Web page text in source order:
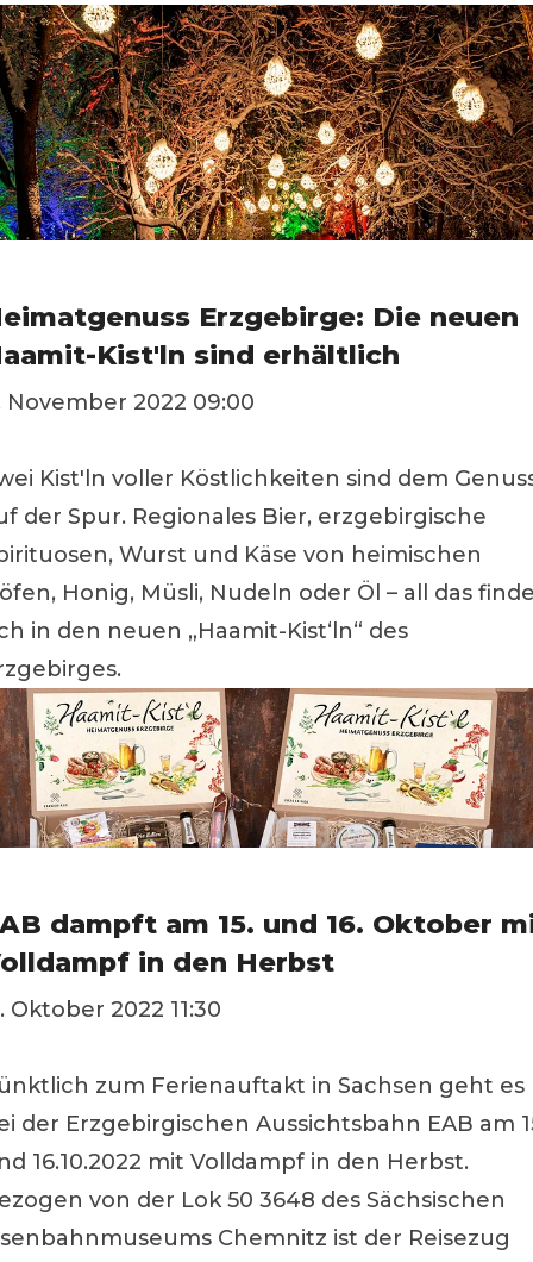
Erzgebirge: Die neuen
Kist'ln sind erhältlich
November 2022 09:00
Kist'ln voller Köstlichkeiten sind dem
der Spur. Regionales Bier, erzgebirgische
Wurst und Käse von heimischen
Honig, Müsli, Nudeln oder Öl – all das
in den neuen „Haamit-Kist‘ln“ des
dampft am 15. und 16. Oktober
in den Herbst
Oktober 2022 11:30
zum Ferienauftakt in Sachsen geht es
der Erzgebirgischen Aussichtsbahn EAB am
16.10.2022 mit Volldampf in den Herbst.
von der Lok 50 3648 des Sächsischen
Chemnitz ist der Reisezug